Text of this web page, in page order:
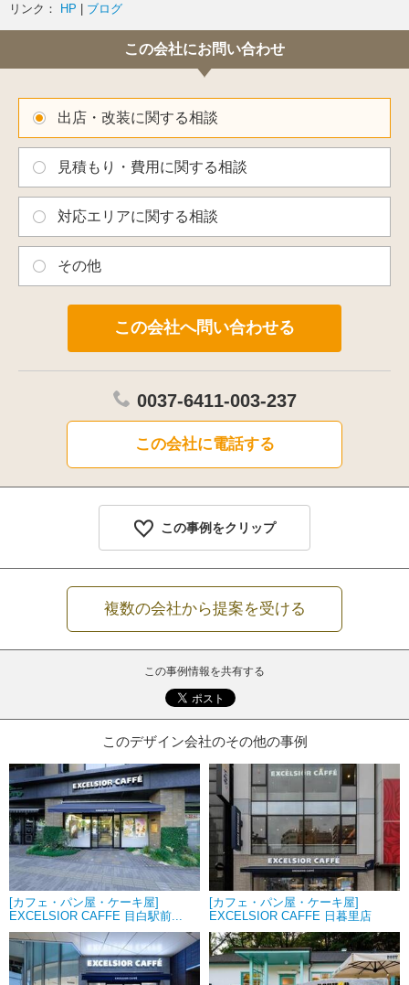
リンク： HP | ブログ
この会社にお問い合わせ
出店・改装に関する相談
見積もり・費用に関する相談
対応エリアに関する相談
その他
0037-6411-003-237
この会社に電話する
この事例をクリップ
複数の会社から提案を受ける
この事例情報を共有する
このデザイン会社のその他の事例
[カフェ・パン屋・ケーキ屋]
EXCELSIOR CAFFE 目白駅前...
[カフェ・パン屋・ケーキ屋]
EXCELSIOR CAFFE 日暮里店